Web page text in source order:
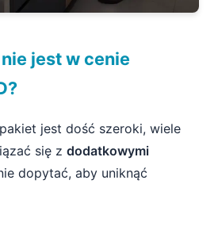
jest w cenie
jest dość szeroki, wiele
się z dodatkowymi
dopytać, aby uniknąć